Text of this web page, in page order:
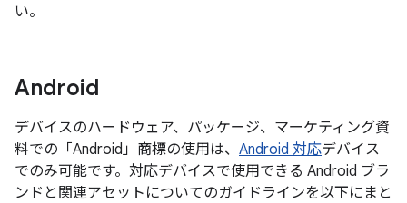
い。
Android
デバイスのハードウェア、パッケージ、マーケティング資
料での「Android」商標の使用は、 Android 対応デバイス
でのみ可能です。対応デバイスで使用できる Android ブラ
ンドと関連アセットについてのガイドラインを以下にまと